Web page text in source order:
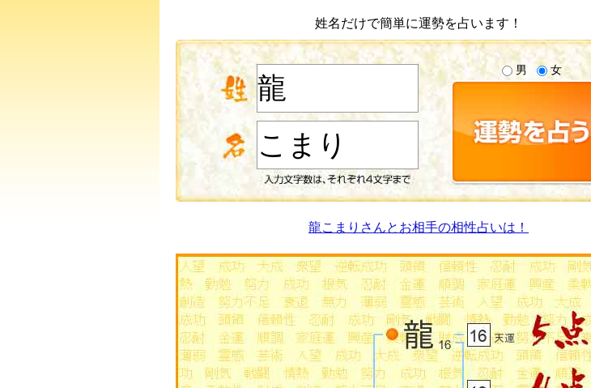
姓名だけで簡単に運勢を占います！
男 女
龍こまりさんとお相手の相性占いは！